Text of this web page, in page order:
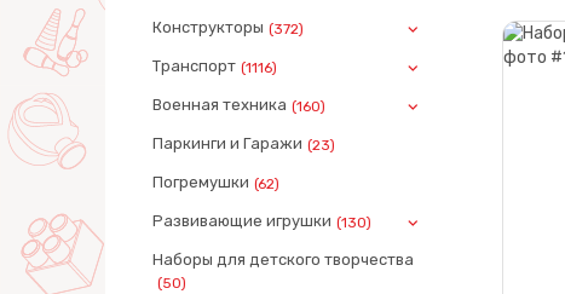
Конструкторы (372)
Транспорт (1116)
Военная техника (160)
Паркинги и Гаражи (23)
Погремушки (62)
Развивающие игрушки (130)
Наборы для детского творчества
(50)